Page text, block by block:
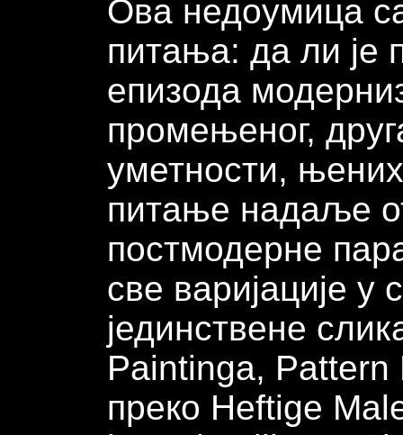
Ова недоумица
питања: да ли је
епизода
промењеног,
уметности,
питање надаље
постмодерне
све варијације
јединствене
Paintinga,
преко Heftige